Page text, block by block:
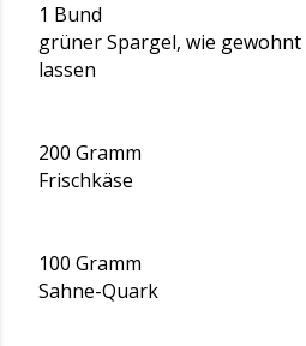
1 Bund
grüner Spargel, wie
lassen
200 Gramm
Frischkäse
100 Gramm
Sahne-Quark